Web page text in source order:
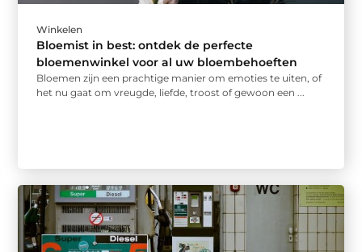
Winkelen
Bloemist in best: ontdek de perfecte
bloemenwinkel voor al uw bloembehoeften
Bloemen zijn een prachtige manier om emoties te uiten, of
het nu gaat om vreugde, liefde, troost of gewoon een ...